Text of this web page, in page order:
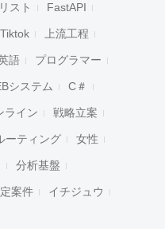
スト FastAPI
Tiktok 上流工程
語 プログラマー
システム C＃
ライン 戦略立案
ーティング 女性
分析基盤
案件 イチジュウ